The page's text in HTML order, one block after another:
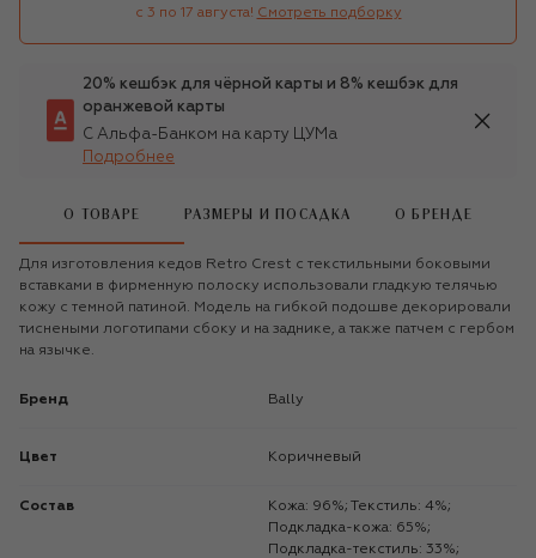
с 3 по 17 августа! Смотреть подборку
20% кешбэк для чёрной карты и 8% кешбэк для
оранжевой карты
С Альфа-Банком на карту ЦУМа
Подробнее
О ТОВАРЕ РАЗМЕРЫ И ПОСАДКА О БРЕНДЕ
Для изготовления кедов Retro Crest с текстильными боковыми
вставками в фирменную полоску использовали гладкую телячью
кожу с темной патиной. Модель на гибкой подошве декорировали
тиснеными логотипами сбоку и на заднике, а также патчем с гербом
на язычке.
Бренд Bally
Цвет Коричневый
Состав
Кожа: 96%; Текстиль: 4%;
Подкладка-кожа: 65%;
Подкладка-текстиль: 33%;